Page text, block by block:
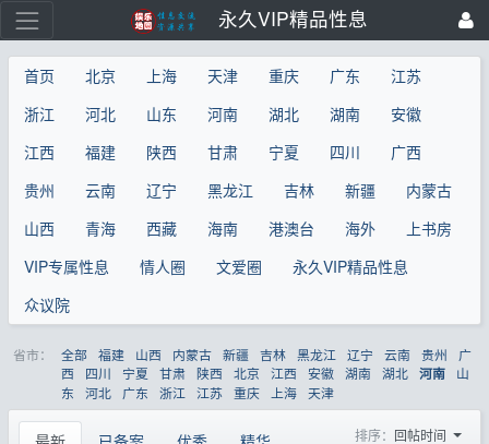
永久VIP精品性息
首页 北京 上海 天津 重庆 广东
江苏
浙江
河北 山东 河南 湖北 湖南
安徽
江西
福建 陕西 甘肃 宁夏 四川
广西
贵州
云南 辽宁 黑龙江 吉林 新疆
内蒙古
山西
青海 西藏 海南 港澳台 海外
上书房
VIP专属性息
情人圈 文爱圈
永久VIP精品性息
众议院
省市： 全部 福建 山西 内蒙古 新疆 吉林 黑龙江 辽宁 云南 贵州
广
西
四川 宁夏 甘肃 陕西 北京 江西 安徽 湖南 湖北 河南
山
东
河北 广东 浙江 江苏 重庆 上海 天津
排序： 回帖时间